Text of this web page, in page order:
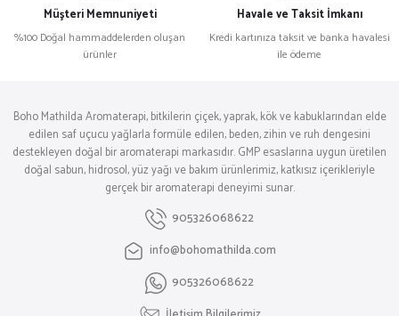
Müşteri Memnuniyeti
%100 Doğal hammaddelerden oluşan
ürünler
Havale ve Taksit İmkanı
Kredi kartınıza taksit ve banka havalesi
ile ödeme
Boho Mathilda Aromaterapi, bitkilerin çiçek, yaprak, kök ve kabuklarından elde
edilen saf uçucu yağlarla formüle edilen, beden, zihin ve ruh dengesini
destekleyen doğal bir aromaterapi markasıdır. GMP esaslarına uygun üretilen
doğal sabun, hidrosol, yüz yağı ve bakım ürünlerimiz, katkısız içerikleriyle
gerçek bir aromaterapi deneyimi sunar.
905326068622
info@bohomathilda.com
905326068622